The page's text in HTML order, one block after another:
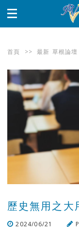
首頁 >> 最新 草根論壇
歷史無用之大
2024/06/21